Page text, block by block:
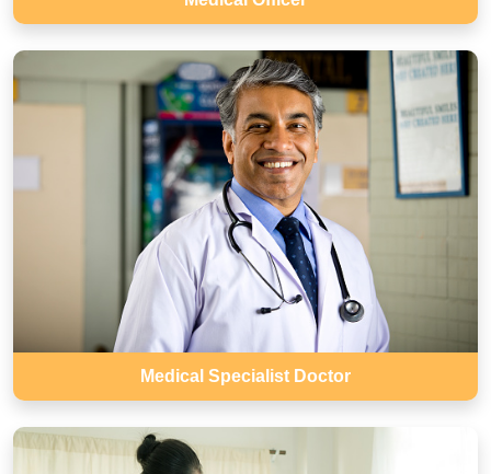
Medical Specialist Doctor